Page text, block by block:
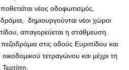
νέος οδοφωτισμός.
δημιουργούνται νέοι χώροι
απαγορεύεται η στάθμευση.
στις οδούς Ευριπίδου και
τετραγώνου και μέχρι τη